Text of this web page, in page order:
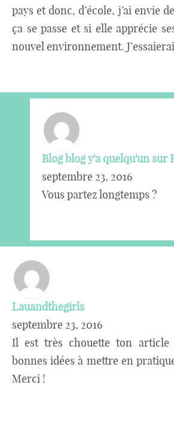
pays et donc, d’école, j’ai envie
ça se passe et si elle apprécie
nouvel environnement.
Blog blog y'a quelqu'un sur
septembre 23, 2016
Vous partez longtemps ?
Lauandthegirls
septembre 23, 2016
Il est très chouette ton article
bonnes idées à mettre en
Merci !